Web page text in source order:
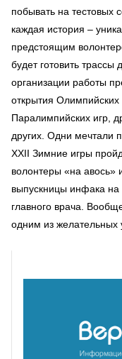
побывать на тестовых
каждая история –
предстоящим
будет готовить трассы
организации работы
открытия
Паралимпийских игр,
других. Одни мечтали
XXII Зимние игры
волонтеры «на авось»
выпускницы инфака на
главного врача.
одним из желательных